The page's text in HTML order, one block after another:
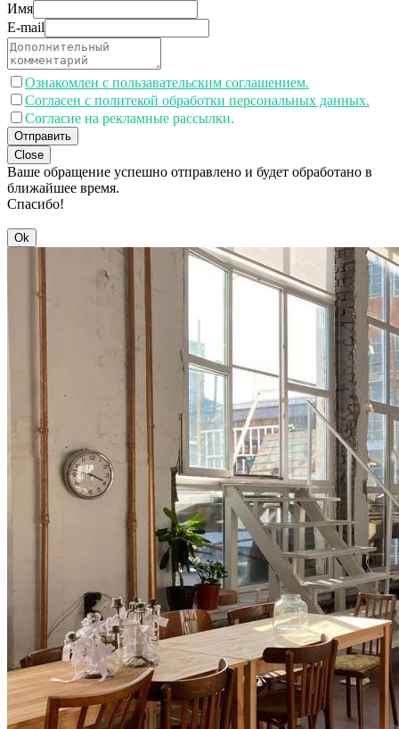
Имя
E-mail
Ознакомлен с пользавательским соглашением.
Согласен с политекой обработки персональных данных.
Согласие на рекламные рассылки.
Отправить
Close
Ваше обращение успешно отправлено и будет обработано в
ближайшее время.
Спасибо!
Ok